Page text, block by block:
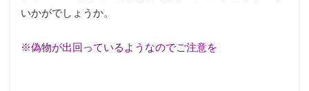
いかがでしょうか。
※偽物が出回っているようなのでご注意を